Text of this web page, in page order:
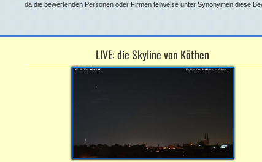
da die bewertenden Personen oder Firmen teilweise unter Synonymen diese
LIVE: die Skyline von Köthen